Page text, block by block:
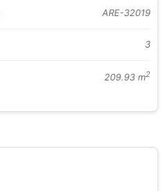
ARE-32019
3
209.93 m2